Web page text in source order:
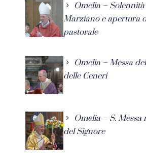
Omelia –
Marziano e apertura
pastorale
Omelia – Messa
delle Ceneri
Omelia – S. Messa
del Signore